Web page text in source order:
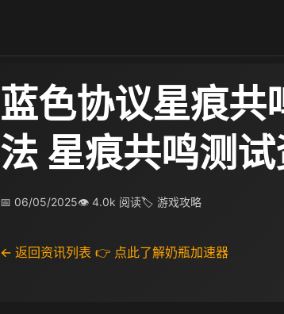
蓝色协议星痕共
法 星痕共鸣测
📅 06/05/2025👁 4.0k 阅读🏷 游戏攻略
← 返回资讯列表 👉 点此了解奶瓶加速器